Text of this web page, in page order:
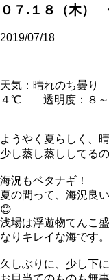
０７.１８（木）
2019/07/18
天気：晴れのち曇
４℃ 透明度：８
ようやく夏らしく、
少し蒸し蒸ししてる
海況もベタナギ！
夏の間って、海況良
😊
浅場は浮遊物てんこ
なりキレイな海です。
久しぶりに、少し下